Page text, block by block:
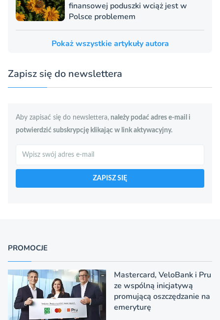
finansowej poduszki wciąż jest w
Polsce problemem
Pokaż wszystkie artykuły autora
Zapisz się do newslettera
Aby zapisać się do newslettera, należy podać adres e-mail i
potwierdzić subskrypcję klikając w link aktywacyjny.
Szukaj
ZAPISZ SIĘ
PROMOCJE
Mastercard, VeloBank i Pru
ze wspólną inicjatywą
promującą oszczędzanie na
emeryturę